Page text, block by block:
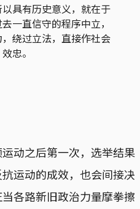
具有历史意义，就在于
一直信守的程序中立，
绕过立法，直接作社会
忠。
动之后第一次，选举结果
运动的成效，也会间接决
各路新旧政治力量摩拳擦